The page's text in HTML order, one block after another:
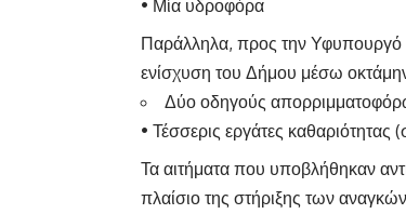
• Μία υδροφόρα
Παράλληλα, προς την Υφυπουργό
ενίσχυση του Δήμου μέσω
Δύο οδηγούς
• Τέσσερις εργάτες
Τα αιτήματα που υποβλήθηκαν
πλαίσιο της στήριξης των